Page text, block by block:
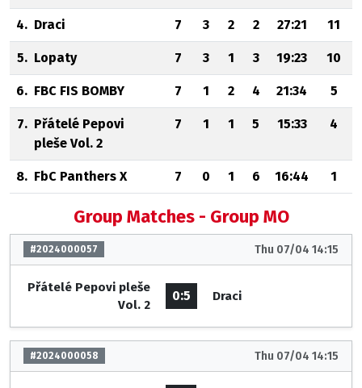
4. Draci 7 3 2 2 27:21 11
5. Lopaty 7 3 1 3 19:23 10
6. FBC FIS BOMBY 7 1 2 4 21:34 5
7. Přátelé Pepovi
pleše Vol. 2
7 1 1 5 15:33 4
8. FbC Panthers X 7 0 1 6 16:44 1
Group Matches - Group MO
#2024000057 Thu 07/04 14:15
Přátelé Pepovi pleše
Vol. 2
0:5 Draci
#2024000058 Thu 07/04 14:15